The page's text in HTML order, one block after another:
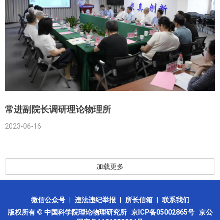
常进副院长调研理论物理所
2023-06-16
加载更多
微信公众号 违法违纪举报 所长信箱
联系我们
版权所有 © 中国科学院理论物理研究所 京ICP备05002865号 京公